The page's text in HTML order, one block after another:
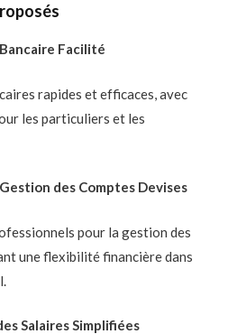
Facilité
rapides et efficaces, avec
les particuliers et les
des Comptes Devises
pour la gestion des
une flexibilité financière dans
Salaires Simplifiées